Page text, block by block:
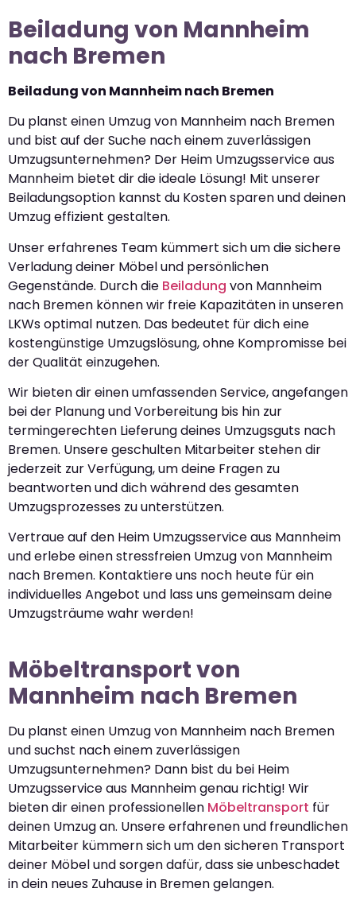
Beiladung von Mannheim
nach Bremen
Beiladung von Mannheim nach Bremen
Du planst einen Umzug von Mannheim nach Bremen
und bist auf der Suche nach einem zuverlässigen
Umzugsunternehmen? Der Heim Umzugsservice aus
Mannheim bietet dir die ideale Lösung! Mit unserer
Beiladungsoption kannst du Kosten sparen und deinen
Umzug effizient gestalten.
Unser erfahrenes Team kümmert sich um die sichere
Verladung deiner Möbel und persönlichen
Gegenstände. Durch die Beiladung von Mannheim
nach Bremen können wir freie Kapazitäten in unseren
LKWs optimal nutzen. Das bedeutet für dich eine
kostengünstige Umzugslösung, ohne Kompromisse bei
der Qualität einzugehen.
Wir bieten dir einen umfassenden Service, angefangen
bei der Planung und Vorbereitung bis hin zur
termingerechten Lieferung deines Umzugsguts nach
Bremen. Unsere geschulten Mitarbeiter stehen dir
jederzeit zur Verfügung, um deine Fragen zu
beantworten und dich während des gesamten
Umzugsprozesses zu unterstützen.
Vertraue auf den Heim Umzugsservice aus Mannheim
und erlebe einen stressfreien Umzug von Mannheim
nach Bremen. Kontaktiere uns noch heute für ein
individuelles Angebot und lass uns gemeinsam deine
Umzugsträume wahr werden!
Möbeltransport von
Mannheim nach Bremen
Du planst einen Umzug von Mannheim nach Bremen
und suchst nach einem zuverlässigen
Umzugsunternehmen? Dann bist du bei Heim
Umzugsservice aus Mannheim genau richtig! Wir
bieten dir einen professionellen Möbeltransport für
deinen Umzug an. Unsere erfahrenen und freundlichen
Mitarbeiter kümmern sich um den sicheren Transport
deiner Möbel und sorgen dafür, dass sie unbeschadet
in dein neues Zuhause in Bremen gelangen.